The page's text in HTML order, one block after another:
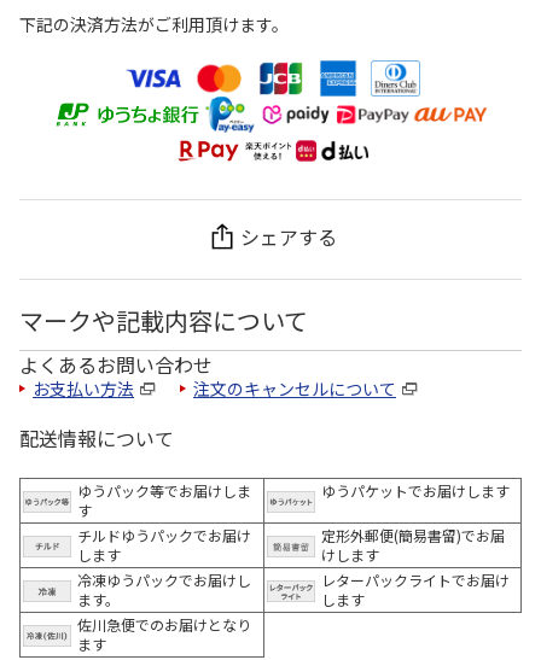
下記の決済方法がご利用頂けます。
シェアする
マークや記載内容について
よくあるお問い合わせ
お支払い方法 注文のキャンセルについて
配送情報について
ゆうパック等でお届けしま
す
ゆうパケットでお届けします
チルドゆうパックでお届け
します
定形外郵便(簡易書留)でお届
けします
冷凍ゆうパックでお届けし
ます。
レターパックライトでお届け
します
佐川急便でのお届けとなり
ます